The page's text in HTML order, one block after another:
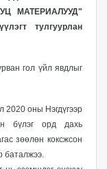
МАТЕРИАЛУУД"
тулгуурлан
гол үйл явдлыг
2020 оны Нэгдүгээр
бүлэг орд дахь
зөөлөн коксжсон
баталжээ.